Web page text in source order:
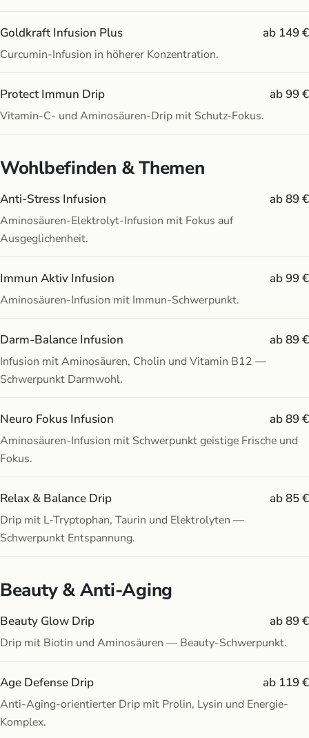
Goldkraft Infusion Plus ab 149 €
Curcumin-Infusion in höherer Konzentration.
Protect Immun Drip ab 99 €
Vitamin-C- und Aminosäuren-Drip mit Schutz-Fokus.
Wohlbefinden & Themen
Anti-Stress Infusion ab 89 €
Aminosäuren-Elektrolyt-Infusion mit Fokus auf
Ausgeglichenheit.
Immun Aktiv Infusion ab 99 €
Aminosäuren-Infusion mit Immun-Schwerpunkt.
Darm-Balance Infusion ab 89 €
Infusion mit Aminosäuren, Cholin und Vitamin B12 —
Schwerpunkt Darmwohl.
Neuro Fokus Infusion ab 89 €
Aminosäuren-Infusion mit Schwerpunkt geistige Frische und
Fokus.
Relax & Balance Drip ab 85 €
Drip mit L-Tryptophan, Taurin und Elektrolyten —
Schwerpunkt Entspannung.
Beauty & Anti-Aging
Beauty Glow Drip ab 89 €
Drip mit Biotin und Aminosäuren — Beauty-Schwerpunkt.
Age Defense Drip ab 119 €
Anti-Aging-orientierter Drip mit Prolin, Lysin und Energie-
Komplex.